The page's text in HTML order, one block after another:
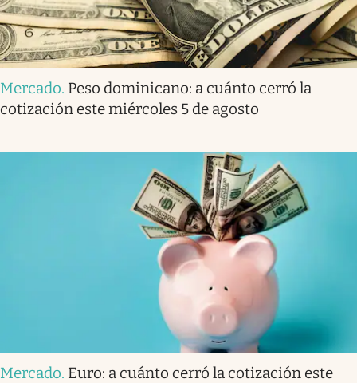
Mercado. Peso dominicano: a cuánto cerró la
cotización este miércoles 5 de agosto
Mercado. Euro: a cuánto cerró la cotización este